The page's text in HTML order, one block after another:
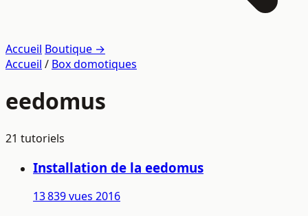
Accueil Boutique →
Accueil / Box domotiques
eedomus
21 tutoriels
Installation de la eedomus
13 839 vues 2016